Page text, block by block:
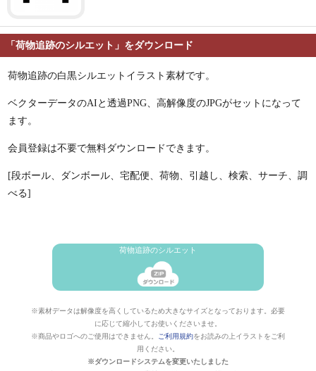
「荷物追跡のシルエット」をダウンロード
荷物追跡の白黒シルエットイラスト素材です。
ベクターデータのAIと透過PNG、高解像度のJPGがセットになって
ます。
会員登録は不要で無料ダウンロードできます。
[段ボール、ダンボール、宅配便、荷物、引越し、検索、サーチ、調
べる]
荷物追跡のシルエット
※素材データは解像度を高くしているため大きなサイズとなっております。必要
に応じて縮小してお使いくださいませ。
※商品やロゴへのご使用はできません。
ご利用規約をお読みの上イラストをご利
用ください。
※ダウンロードシステムを変更いたしました